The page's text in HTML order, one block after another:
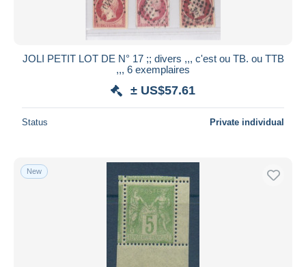
JOLI PETIT LOT DE N° 17 ;; divers ,,, c'est ou TB. ou TTB
,,, 6 exemplaires
± US$57.61
Status Private individual
New